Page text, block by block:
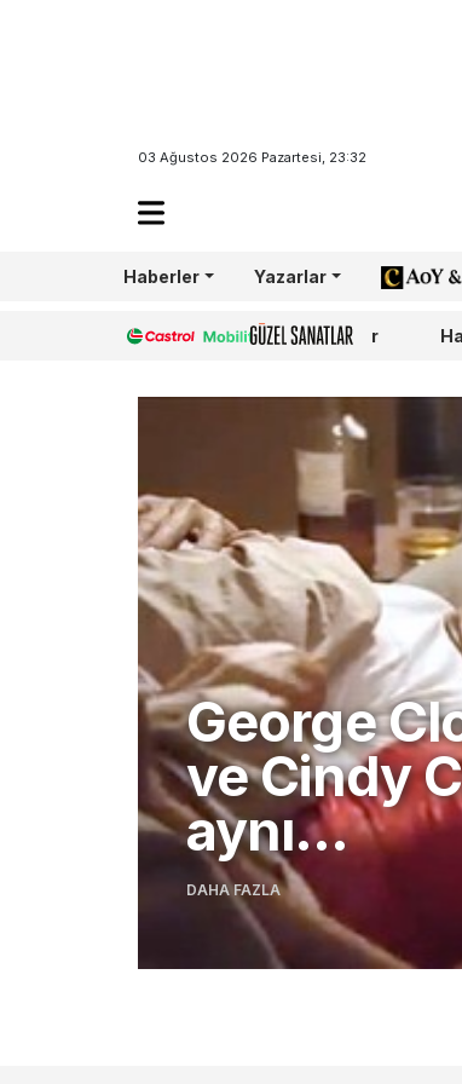
03 Ağustos 2026 Pazartesi, 23:32
Haberler Yazarlar AoY/BoY
Castrol Güzel Sanatlar
George
ve Cindy
aynı…
DAHA FAZLA